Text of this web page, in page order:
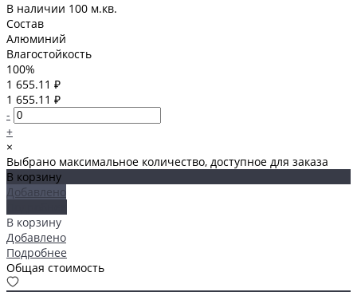
В наличии 100 м.кв.
Состав
Алюминий
Влагостойкость
100%
1 655.11 ₽
1 655.11 ₽
-
+
×
Выбрано максимальное количество, доступное для заказа
В корзину
Добавлено
В корзину
Добавлено
Подробнее
Общая стоимость